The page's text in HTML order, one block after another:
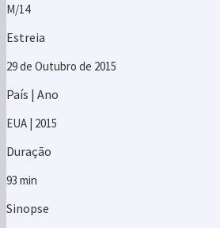
M/14
Estreia
29 de Outubro de 2015
País | Ano
EUA | 2015
Duração
93 min
Sinopse